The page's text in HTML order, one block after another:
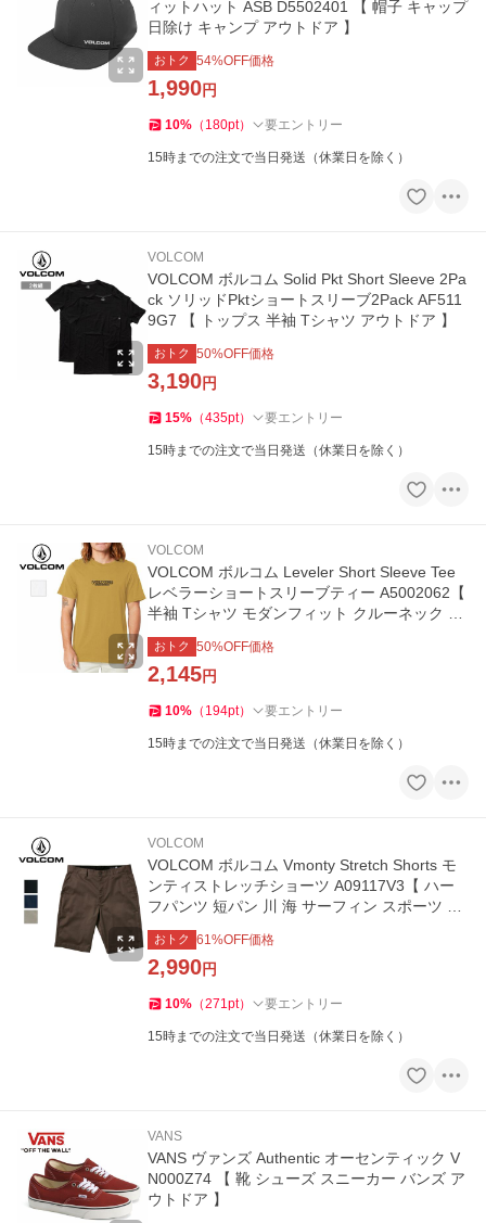
ィットハット ASB D5502401 【 帽子 キャップ
日除け キャンプ アウトドア 】
おトク 54%OFF価格
1,990円
10% （ 180pt） 要エントリー
15時までの注文で当日発送（休業日を除く）
VOLCOM
VOLCOM ボルコム Solid Pkt Short Sleeve 2Pa
ck ソリッドPktショートスリーブ2Pack AF511
9G7 【 トップス 半袖 Tシャツ アウトドア 】
おトク 50%OFF価格
3,190円
15% （435pt） 要エントリー
15時までの注文で当日発送（休業日を除く）
VOLCOM
VOLCOM ボルコム Leveler Short Sleeve Tee
レベラーショートスリーブティー A5002062【
半袖 Tシャツ モダンフィット クルーネック 】
【メール便・代引不可】
おトク 50%OFF価格
2,145円
10% （ 194pt） 要エントリー
15時までの注文で当日発送（休業日を除く）
VOLCOM
VOLCOM ボルコム Vmonty Stretch Shorts モ
ンティストレッチショーツ A09117V3【 ハー
フパンツ 短パン 川 海 サーフィン スポーツ 】
【メール便・代引不可】
おトク 61%OFF価格
2,990円
10% （271pt） 要エントリー
15時までの注文で当日発送（休業日を除く）
VANS
VANS ヴァンズ Authentic オーセンティック V
N000Z74 【 靴 シューズ スニーカー バンズ ア
ウトドア 】